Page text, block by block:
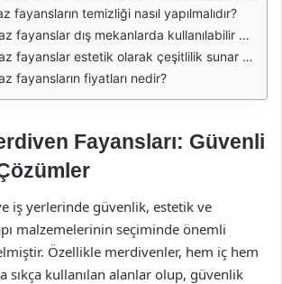
fayansların temizliği nasıl yapılmalıdır?
fayanslar dış mekanlarda kullanılabilir mi?
fayanslar estetik olarak çeşitlilik sunar mı?
fayansların fiyatları nedir?
Fayansları: Güvenli
iş yerlerinde güvenlik, estetik ve
malzemelerinin seçiminde önemli
Özellikle merdivenler, hem iç hem
sıkça kullanılan alanlar olup, güvenlik